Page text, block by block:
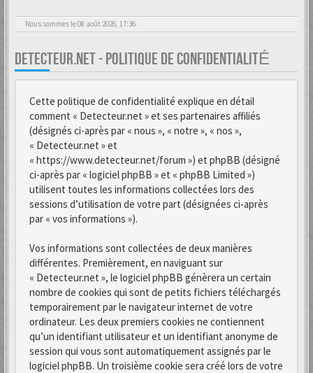
Nous sommes le 08 août 2026, 17:36
DETECTEUR.NET - POLITIQUE DE CONFIDENTIALITÉ
Cette politique de confidentialité explique en détail
comment « Detecteur.net » et ses partenaires affiliés
(désignés ci-après par « nous », « notre », « nos »,
« Detecteur.net » et
« https://www.detecteur.net/forum ») et phpBB (désigné
ci-après par « logiciel phpBB » et « phpBB Limited »)
utilisent toutes les informations collectées lors des
sessions d’utilisation de votre part (désignées ci-après
par « vos informations »).
Vos informations sont collectées de deux manières
différentes. Premièrement, en naviguant sur
« Detecteur.net », le logiciel phpBB génèrera un certain
nombre de cookies qui sont de petits fichiers téléchargés
temporairement par le navigateur internet de votre
ordinateur. Les deux premiers cookies ne contiennent
qu’un identifiant utilisateur et un identifiant anonyme de
session qui vous sont automatiquement assignés par le
logiciel phpBB. Un troisième cookie sera créé lors de votre